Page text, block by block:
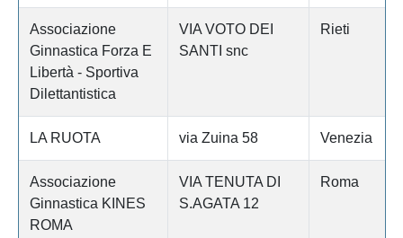
Associazione
Ginnastica Forza E
Libertà - Sportiva
Dilettantistica
VIA VOTO DEI
SANTI snc
Rieti
LA RUOTA via Zuina 58 Venezia
Associazione
Ginnastica KINES
ROMA
VIA TENUTA DI
S.AGATA 12
Roma